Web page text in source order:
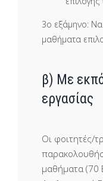
3ο εξάμηνο:
μαθήματα
β) Με
εργασίας
Οι φοιτητές/
μαθήματα (70